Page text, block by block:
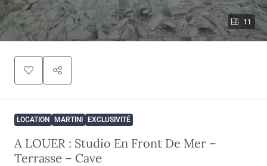
11
LOCATION MARTINI EXCLUSIVITÉ
A LOUER : Studio En Front De Mer –
Terrasse – Cave